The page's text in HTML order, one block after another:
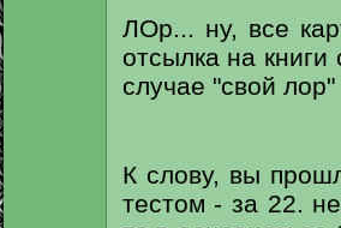
ЛОр... ну, все
отсылка на
случае "свой
К слову, вы
тестом - за 22.